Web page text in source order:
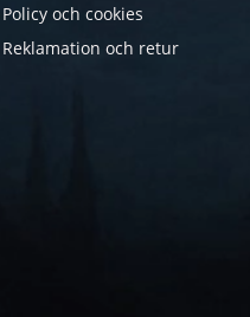
Policy och cookies
Reklamation och retur